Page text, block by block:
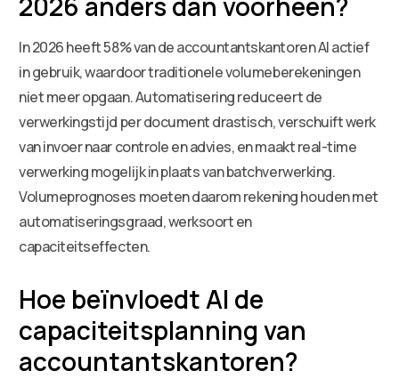
In 2026 heeft 58% van de accountantskantoren AI actief
in gebruik, waardoor traditionele volumeberekeningen
niet meer opgaan. Automatisering reduceert de
verwerkingstijd per document drastisch, verschuift werk
van invoer naar controle en advies, en maakt real-time
verwerking mogelijk in plaats van batchverwerking.
Volumeprognoses moeten daarom rekening houden met
automatiseringsgraad, werksoort en
capaciteitseffecten.
Hoe beïnvloedt AI de
capaciteitsplanning van
accountantskantoren?